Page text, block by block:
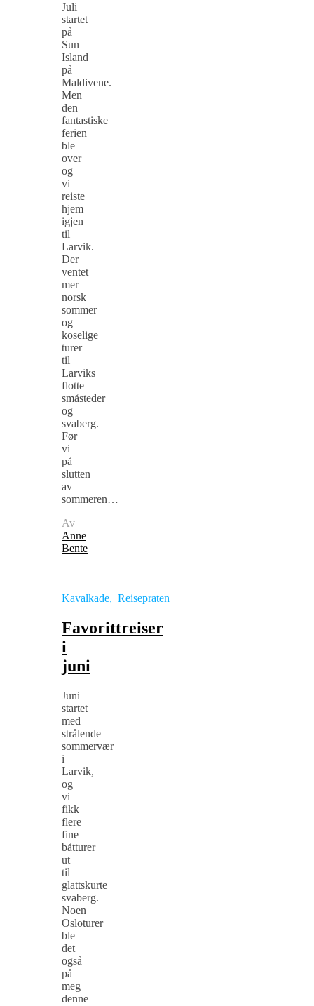
Juli
startet
på
Sun
Island
på
Maldivene.
Men
den
fantastiske
ferien
ble
over
og
vi
reiste
hjem
igjen
til
Larvik.
Der
ventet
mer
norsk
sommer
og
koselige
turer
til
Larviks
flotte
småsteder
og
svaberg.
Før
vi
på
slutten
av
sommeren…
Av
Anne
Bente
Kavalkade, Reisepraten
Favorittreiser
i
juni
Juni
startet
med
strålende
sommervær
i
Larvik,
og
vi
fikk
flere
fine
båtturer
ut
til
glattskurte
svaberg.
Noen
Osloturer
ble
det
også
på
meg
denne